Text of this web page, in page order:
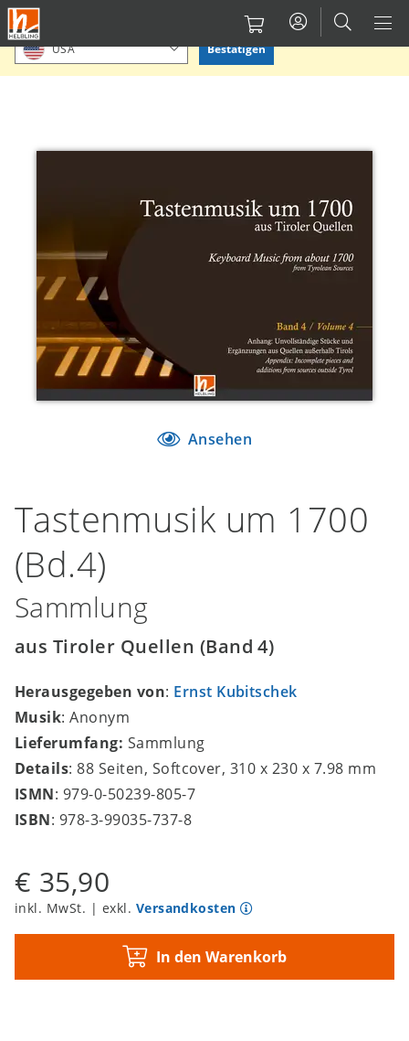
Direkt
zum
Inhalt
Bitte Standort bestätigen oder einen anderen auswählen.
USA Bestätigen
Ansehen
Tastenmusik um 1700
(Bd.4)
Sammlung
aus Tiroler Quellen (Band 4)
Herausgegeben von: Ernst Kubitschek
Musik: Anonym
Lieferumfang: Sammlung
Details: 88 Seiten, Softcover, 310 x 230 x 7.98 mm
ISMN: 979-0-50239-805-7
ISBN: 978-3-99035-737-8
€ 35,90
inkl. MwSt. | exkl. Versandkosten
In den Warenkorb